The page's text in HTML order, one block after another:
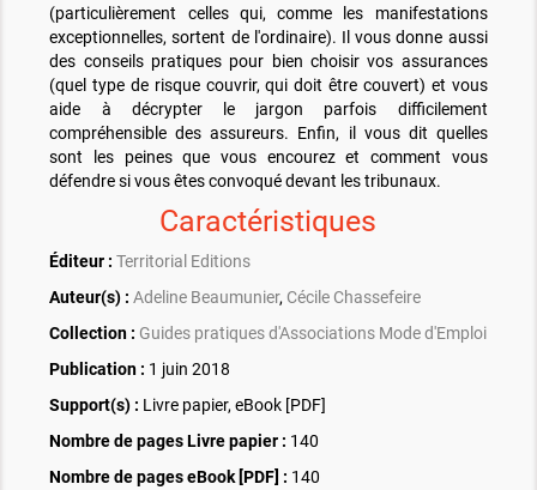
(particulièrement celles qui, comme les manifestations
exceptionnelles, sortent de l'ordinaire). Il vous donne aussi
des conseils pratiques pour bien choisir vos assurances
(quel type de risque couvrir, qui doit être couvert) et vous
aide à décrypter le jargon parfois difficilement
compréhensible des assureurs. Enfin, il vous dit quelles
sont les peines que vous encourez et comment vous
défendre si vous êtes convoqué devant les tribunaux.
Caractéristiques
Éditeur : Territorial Editions
Auteur(s) : Adeline Beaumunier, Cécile Chassefeire
Collection : Guides pratiques d'Associations Mode d'Emploi
Publication : 1 juin 2018
Support(s) : Livre papier, eBook [PDF]
Nombre de pages Livre papier : 140
Nombre de pages eBook [PDF] : 140